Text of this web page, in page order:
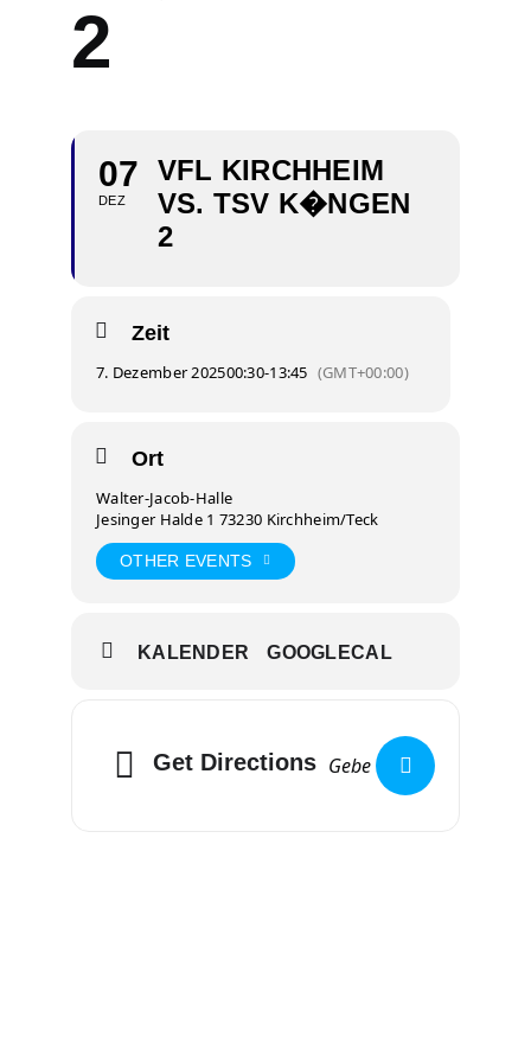
2
07
DEZ
VFL KIRCHHEIM
VS. TSV K�NGEN
2
Zeit
7. Dezember 202500:30-13:45 (GMT+00:00)
Ort
Walter-Jacob-Halle
Jesinger Halde 1 73230 Kirchheim/Teck
OTHER EVENTS
KALENDER GOOGLECAL
Get Directions